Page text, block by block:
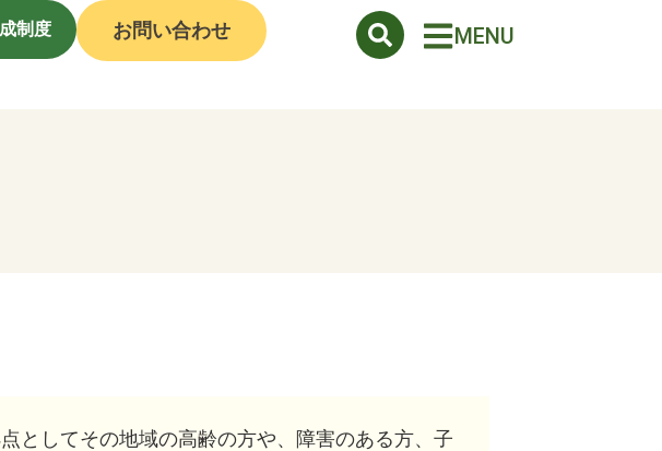
制度 お問い合わせ MENU
としてその地域の高齢の方や、障害のある方、子